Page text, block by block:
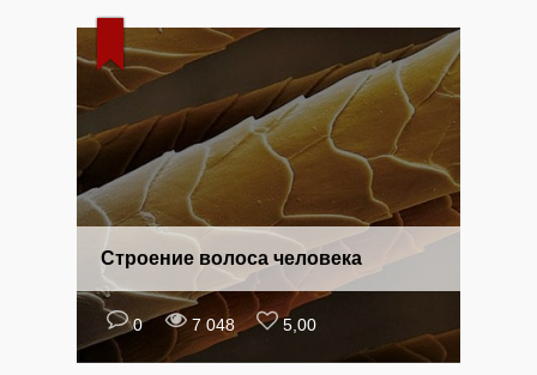
0 7 048 5,00
Строение волоса человека